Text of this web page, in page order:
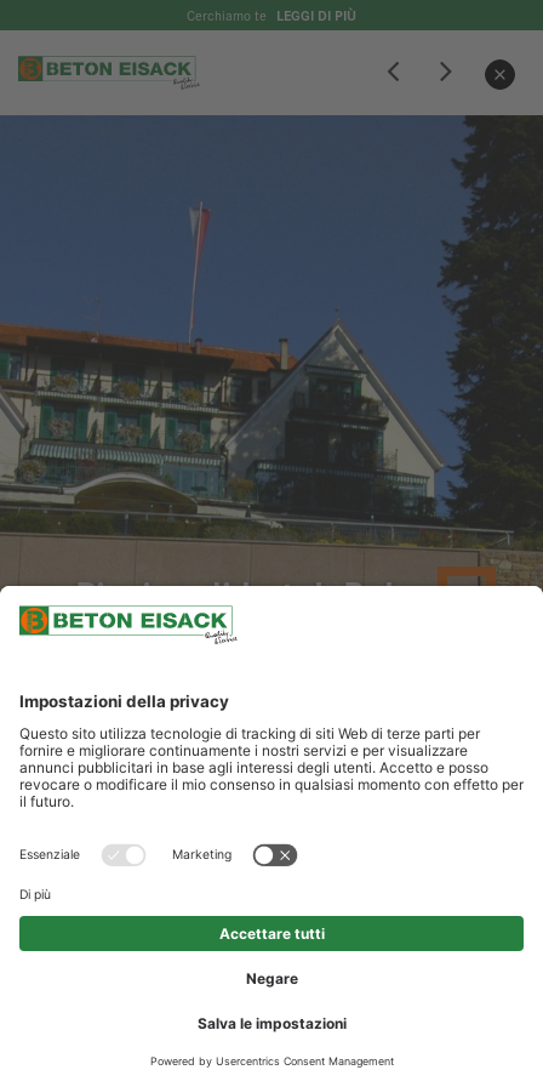
Cerchiamo te LEGGI DI PIÙ
fornitura di calcestruzzo design colorato con effetto bocciardato e
aggiunta di porfido
Piscina di hotel, Bolzano